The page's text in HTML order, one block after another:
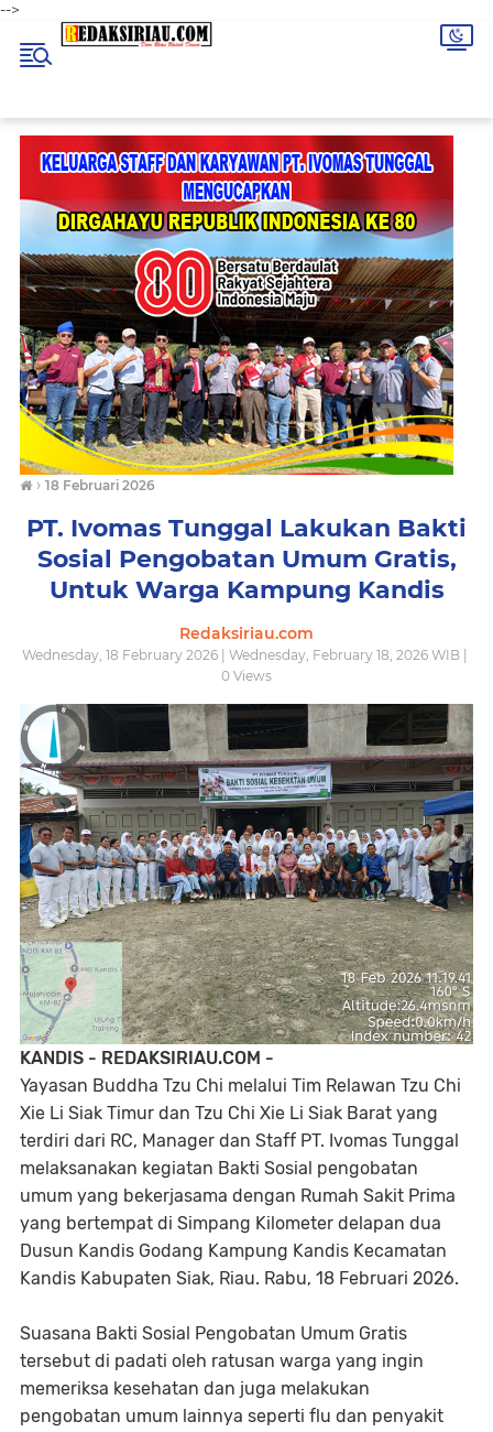
-->
› 18 Februari 2026
PT. Ivomas Tunggal Lakukan Bakti
Sosial Pengobatan Umum Gratis,
Untuk Warga Kampung Kandis
Redaksiriau.com
Wednesday, 18 February 2026 | Wednesday, February 18, 2026 WIB |
0 Views
KANDIS - REDAKSIRIAU.COM -
Yayasan Buddha Tzu Chi melalui Tim Relawan Tzu Chi
Xie Li Siak Timur dan Tzu Chi Xie Li Siak Barat yang
terdiri dari RC, Manager dan Staff PT. Ivomas Tunggal
melaksanakan kegiatan Bakti Sosial pengobatan
umum yang bekerjasama dengan Rumah Sakit Prima
yang bertempat di Simpang Kilometer delapan dua
Dusun Kandis Godang Kampung Kandis Kecamatan
Kandis Kabupaten Siak, Riau. Rabu, 18 Februari 2026.
Suasana Bakti Sosial Pengobatan Umum Gratis
tersebut di padati oleh ratusan warga yang ingin
memeriksa kesehatan dan juga melakukan
pengobatan umum lainnya seperti flu dan penyakit